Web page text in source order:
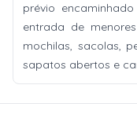
prévio
entrada de
mochilas, sacolas,
sapatos abertos e